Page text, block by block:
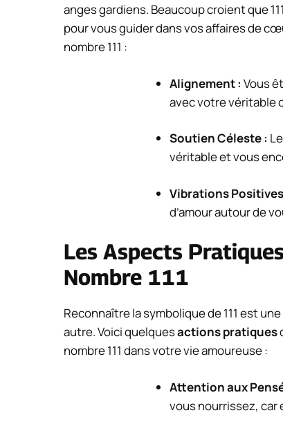
anges gardiens. Beaucoup croient que
pour vous guider dans vos affaires de
nombre 111 :
Alignement : Vous
avec votre véritable
Soutien Céleste :
véritable et vous
Vibrations
d’amour autour de
Les Aspects
Nombre 111
Reconnaître la symbolique de 111 est
autre. Voici quelquesactions pratiques
nombre 111 dans votre vie amoureuse :
Attention aux
vous nourrissez,